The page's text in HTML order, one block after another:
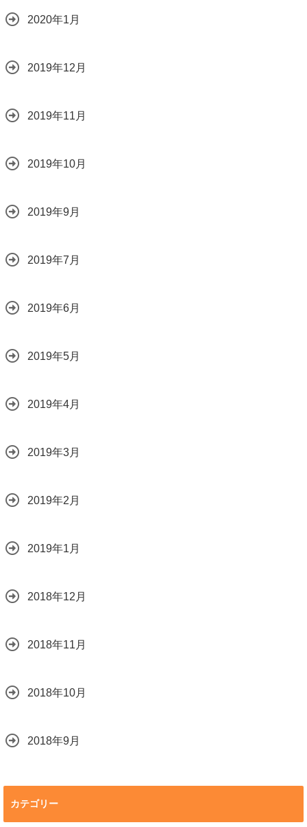
2020年1月
2019年12月
2019年11月
2019年10月
2019年9月
2019年7月
2019年6月
2019年5月
2019年4月
2019年3月
2019年2月
2019年1月
2018年12月
2018年11月
2018年10月
2018年9月
カテゴリー